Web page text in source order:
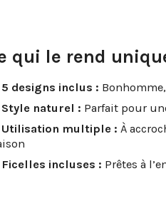
qui le rend
5 designs inclus :
Style naturel : Parfait pour
Utilisation multiple : À
Ficelles incluses : Prêtes à